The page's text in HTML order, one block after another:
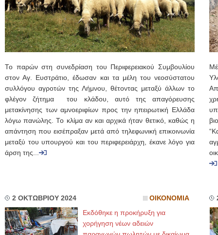
Το παρών στη συνεδρίαση του Περιφερειακού Συμβουλίου
στον Αγ. Ευστράτιο, έδωσαν και τα μέλη του νεοσύστατου
συλλόγου αγροτών της Λήμνου, θέτοντας μεταξύ άλλων το
φλέγον ζήτημα του κλάδου, αυτό της απαγόρευσης
μετακίνησης των αμνοεριφίων προς την ηπειρωτική Ελλάδα
λόγω πανώλης. Το κλίμα αν και αρχικά ήταν θετικό, καθώς η
απάντηση που εισέπραξαν μετά από τηλεφωνική επικοινωνία
μεταξύ του υπουργού και του περιφερειάρχη, έκανε λόγο για
άρση της...
2 ΟΚΤΩΒΡΙΟΥ 2024 ΟΙΚΟΝΟΜΙΑ
Εκδόθηκε η προκήρυξη για
χορήγηση νέων αδειών